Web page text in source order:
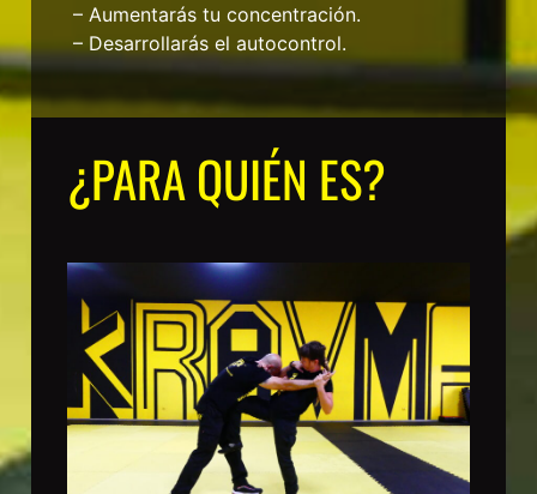
– Aumentarás tu concentración.
– Desarrollarás el autocontrol.
¿PARA QUIÉN ES?